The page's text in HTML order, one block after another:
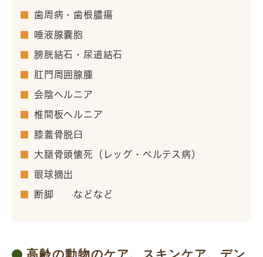
歯周病・歯根膿瘍
唾液腺嚢胞
膀胱結石・尿道結石
肛門周囲腺腫
会陰ヘルニア
椎間板ヘルニア
膝蓋骨脱臼
大腿骨頭懐死（レッグ・ぺルテス病）
眼球摘出
断脚 などなど
高齢の動物のケア、スキンケア、デン